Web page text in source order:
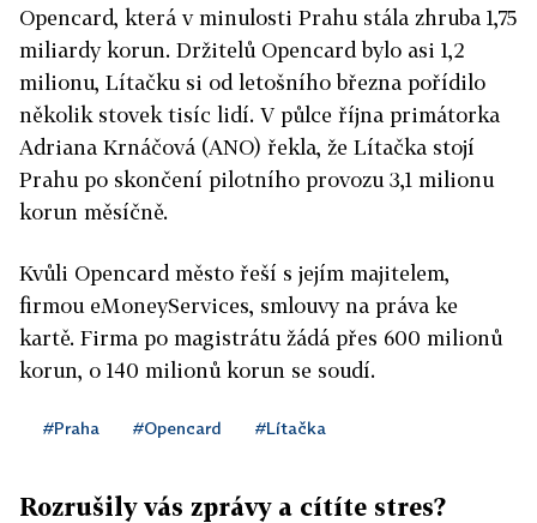
Opencard, která v minulosti Prahu stála zhruba 1,75
miliardy korun. Držitelů Opencardbylo asi 1,2
milionu, Lítačku si od letošního března pořídilo
několik stovek tisíc lidí. V půlce října primátorka
Adriana Krnáčová (ANO) řekla, že Lítačka stojí
Prahu po skončení pilotního provozu 3,1 milionu
korun měsíčně.
Kvůli Opencard město řeší s jejím majitelem,
firmou eMoneyServices, smlouvy na práva ke
kartě. Firma po magistrátu žádá přes 600 milionů
korun, o 140 milionů korun se soudí.
#Praha #Opencard #Lítačka
Rozrušily vás zprávy a cítíte stres?